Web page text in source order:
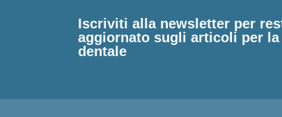
Iscriviti alla newsletter per
aggiornato sugli articoli per
dentale